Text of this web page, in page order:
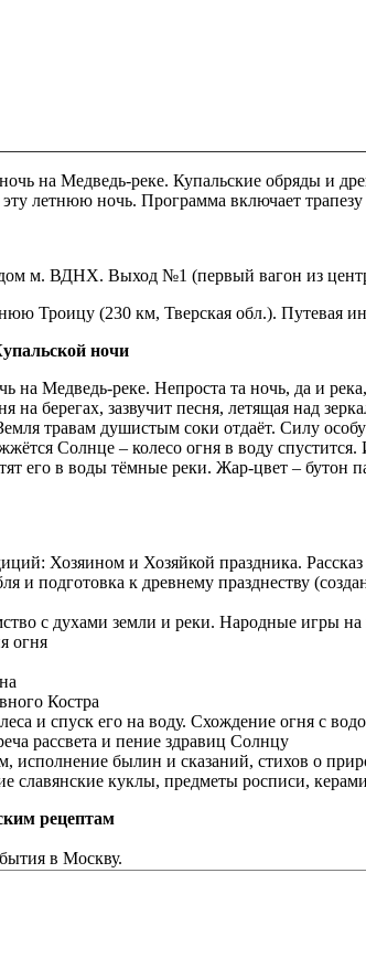
на Медведь-реке. Купальские обряды и
эту летнюю ночь. Программа включает
м. ВДНХ. Выход №1 (первый вагон из
Троицу (230 км, Тверская обл.). Путевая
ночи
на Медведь-реке. Непроста та ночь, да и
на берегах, зазвучит песня, летящая над
травам душистым соки отдаёт. Силу
Солнце – колесо огня в воду
его в воды тёмные реки. Жар-цвет –
Хозяином и Хозяйкой праздника.
и подготовка к древнему празднеству
с духами земли и реки. Народные игры на
огня
Костра
и спуск его на воду. Схождение огня с
рассвета и пение здравиц Солнцу
исполнение былин и сказаний, стихов о
славянские куклы, предметы росписи,
рецептам
в Москву.